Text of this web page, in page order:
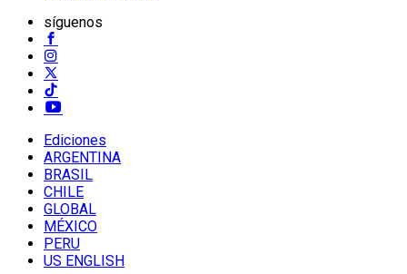
síguenos
Ediciones
ARGENTINA
BRASIL
CHILE
GLOBAL
MÉXICO
PERU
US ENGLISH